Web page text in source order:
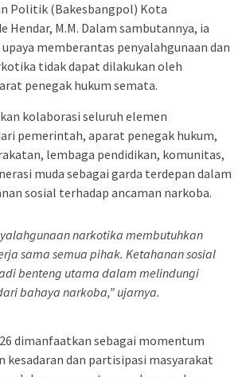
Politik (Bakesbangpol) Kota
Hendar, M.M. Dalam sambutannya, ia
memberantas penyalahgunaan dan
tidak dapat dilakukan oleh
penegak hukum semata.
kolaborasi seluruh elemen
pemerintah, aparat penegak hukum,
lembaga pendidikan, komunitas,
muda sebagai garda terdepan dalam
sosial terhadap ancaman narkoba.
narkotika membutuhkan
sama semua pihak. Ketahanan sosial
benteng utama dalam melindungi
bahaya narkoba,” ujarnya.
dimanfaatkan sebagai momentum
dan partisipasi masyarakat